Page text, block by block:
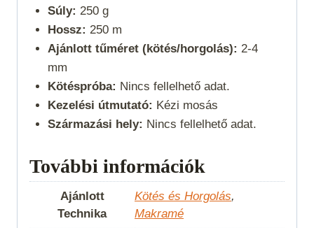
Súly: 250 g
Hossz: 250 m
Ajánlott tűméret (kötés/horgolás): 2-4
mm
Kötéspróba: Nincs fellelhető adat.
Kezelési útmutató: Kézi mosás
Származási hely: Nincs fellelhető adat.
További információk
Ajánlott
Technika
Kötés és Horgolás,
Makramé